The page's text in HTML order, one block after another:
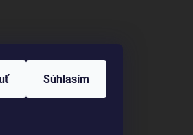
Súhlasím